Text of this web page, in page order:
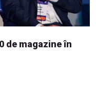
de magazine în